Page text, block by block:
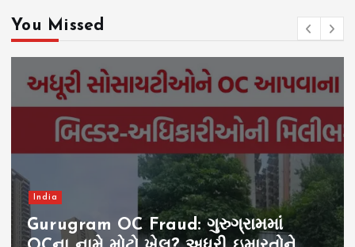
You Missed
India
Gurugram OC Fraud: ગુરુગ્રામમાં